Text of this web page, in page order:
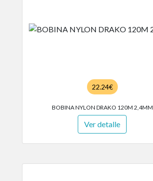
22.24€
BOBINA NYLON DRAKO 120M 2,4MM
Ver detalle